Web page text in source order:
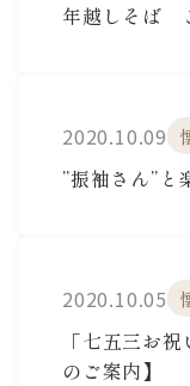
年越しそば
2020.10.09
”振袖さん”と
2020.10.05
「七五三お
のご案内】